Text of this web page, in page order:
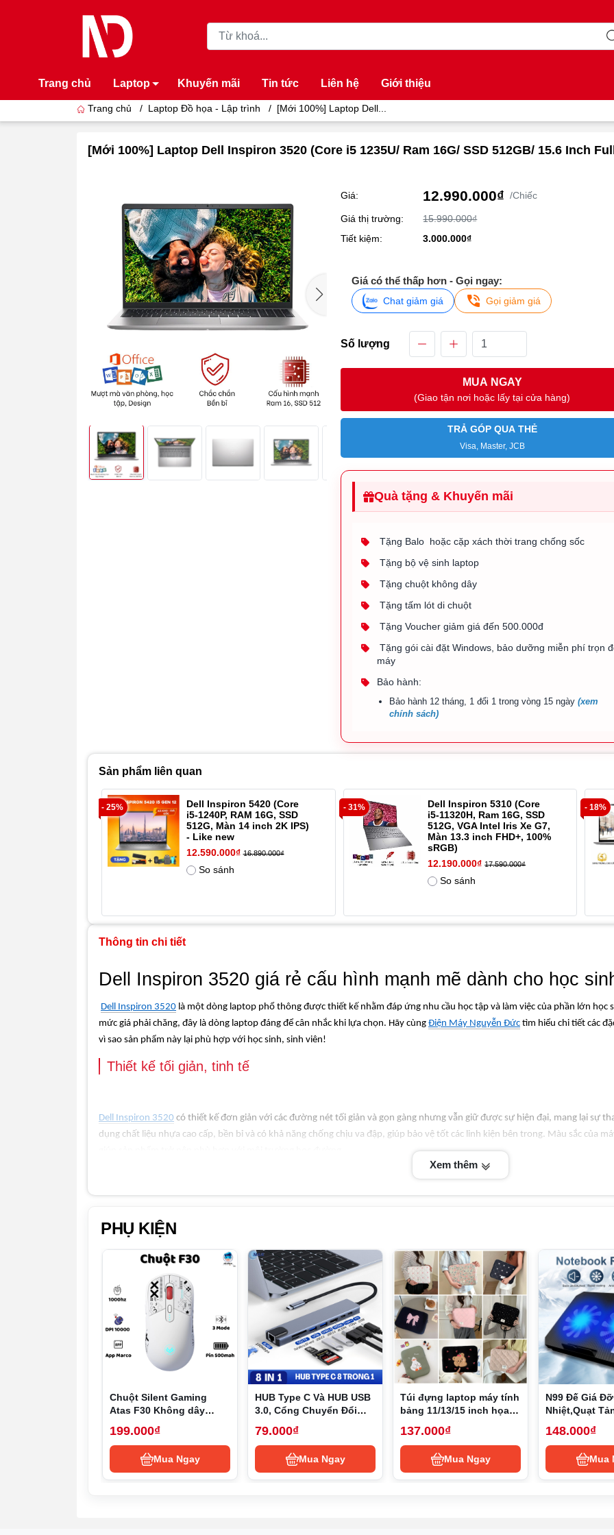
Trang chủ Laptop Khuyến mãi Tin tức Liên hệ Giới thiệu
Trang chủ / Laptop Đồ họa - Lập trình / [Mới 100%] Laptop Dell...
[Mới 100%] Laptop Dell Inspiron 3520 (Core i5 1235U/ Ram 16G/ SSD 512GB/ 15.6 Inch
Giá: 12.990.000₫ /Chiếc
Giá thị trường:
15.990.000₫
Tiết kiệm:
3.000.000₫
Giá có thể thấp hơn - Gọi ngay:
Chat giảm giá Gọi giảm giá
Số lượng
MUA NGAY
(Giao tận nơi hoặc lấy tại cửa hàng)
TRẢ GÓP QUA THẺ
Visa, Master, JCB
Quà tặng & Khuyến mãi
Tặng Balo hoặc cặp xách thời trang chống sốc
Tặng bộ vệ sinh laptop
Tặng chuột không dây
Tặng tấm lót di chuột
Tặng Voucher giảm giá đến 500.000đ
Tặng gói cài đặt Windows, bảo dưỡng miễn phí trọn
máy
Bảo hành:
Bảo hành 12 tháng, 1 đổi 1 trong vòng 15 ngày(xem
chính sách)
Sản phẩm liên quan
- 25%
Dell Inspiron 5420 (Core
i5-1240P, RAM 16G, SSD
512G, Màn 14 inch 2K IPS)
- Like new
12.590.000₫ 16.890.000₫
So sánh
- 31%
Dell Inspiron 5310 (Core
i5-11320H, Ram 16G, SSD
512G, VGA Intel Iris Xe G7,
Màn 13.3 inch FHD+, 100%
sRGB)
12.190.000₫ 17.590.000₫
So sánh
- 18%
Thông tin chi tiết
Dell Inspiron 3520 giá rẻ cấu hình mạnh mẽ dành cho học
Dell Inspiron 3520 là một dòng laptop phổ thông được thiết kế nhằm đáp ứng nhu cầu học tập và làm việc của phần lớn học
mức giá phải chăng, đây là dòng laptop đáng để cân nhắc khi lựa chọn. Hãy cùng Điện Máy Nguyễn Đức tìm hiểu chi tiết các
vì sao sản phẩm này lại phù hợp với học sinh, sinh viên!
Thiết kế tối giản, tinh tế
Dell Inspiron 3520 có thiết kế đơn giản với các đường nét tối giản và gọn gàng nhưng vẫn giữ được sự hiện đại, mang lại sự
dụng chất liệu nhựa cao cấp, bền bỉ và có khả năng chống chịu va đập, giúp bảo vệ tốt các linh kiện bên trong. Màu sắc của
Với kích thước màn hình chỉ 15.6 inch, Dell Inspiron 3520 không quá lớn cũng không quá nhỏ, vừa vặn và dễ dàng để học
Màn hình 120Hz mượt mà, chất lượng hiển thị tốt
Dell Inspiron 3520 sở hữu màn hình 15.6 inch độ phân giải Full HD (1920x1080), mang đến khả năng hiển thị rõ nét trong
quét 120Hz, giúp hiển thị hình ảnh mượt mà hơn so với các dòng laptop phổ thông khác, nhất là khi lướt web, xem video
không chỉ mang lại trải nghiệm thị giác tốt hơn mà còn giảm thiểu tình trạng mỏi mắt, phù hợp với học sinh phải sử dụng
Bên cạnh đó, màn hình của Dell Inspiron 3520còn có lớp chống chói, giúp giảm bớt ánh sáng phản chiếu khi sử dụng máy
một điểm cộng lớn, nhất là khi các bạn học sinh có thể dễ dàng học tập ở bất kỳ đâu mà không gặp khó khăn về chất lượng
Chip Intel Core i5 thế hệ 12 mạnh mẽ, vượt trội
Dell Inspiron 3520được trang bị bộ vi xử lý Intel Core i5 thế hệ thứ 12, một con chip mạnh mẽ đủ để xử lý tốt các tác vụ học
tin trên internet, chỉnh sửa ảnh cơ bản và cả xem phim giải trí. So với các dòng chip thế hệ cũ, Intel Core i5 thế hệ 12 có khả
máy có thể hoạt động lâu dài mà không lo lắng về tình trạng giật, lag.
Điểm cộng khác là con chip này được trang bị đồ họa tích hợp Intel Iris XE Graphics, đủ để xử lý tốt các phần mềm học tập,
Xem thêm
PHỤ KIỆN
Chuột Silent Gaming
Atas F30 Không dây
dụng liên tục 50h - Có
app Marco
199.000₫
Mua Ngay
HUB Type C Và HUB USB
3.0, Cổng Chuyển Đổi
to HDMI,USB 3.0, SD,
TF,RJ45, PD Type-C
79.000₫
Mua Ngay
Túi đựng laptop máy tính
bảng 11/13/15 inch họa
cách Hàn Quốc
137.000₫
Mua Ngay
N99 Đế Giá
Nhiệt,Quạt
Nhiệt Cho
2 USB
148.000₫
Mua